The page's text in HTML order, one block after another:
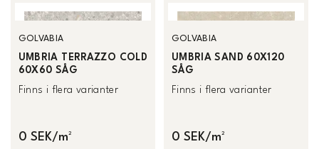
GOLVABIA
UMBRIA TERRAZZO COLD
60X60 SÅG
Finns i flera varianter
0 SEK/m²
GOLVABIA
UMBRIA SAND 60X120
SÅG
Finns i flera varianter
0 SEK/m²